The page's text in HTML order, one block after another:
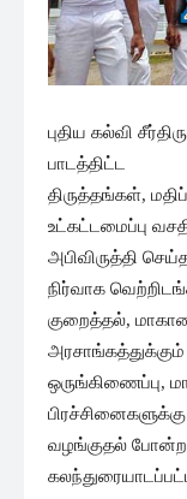
புதிய கல்வி
பாடத்திட்ட
திருத்தங்கள்,
உட்கட்டமைப்பு
அபிவிருத்தி
நிர்வாக
குறைத்தல்,
ஒருங்கிணைப்பு,
பிரச்சினைகளுக்கு
வழங்குதல் போன்ற